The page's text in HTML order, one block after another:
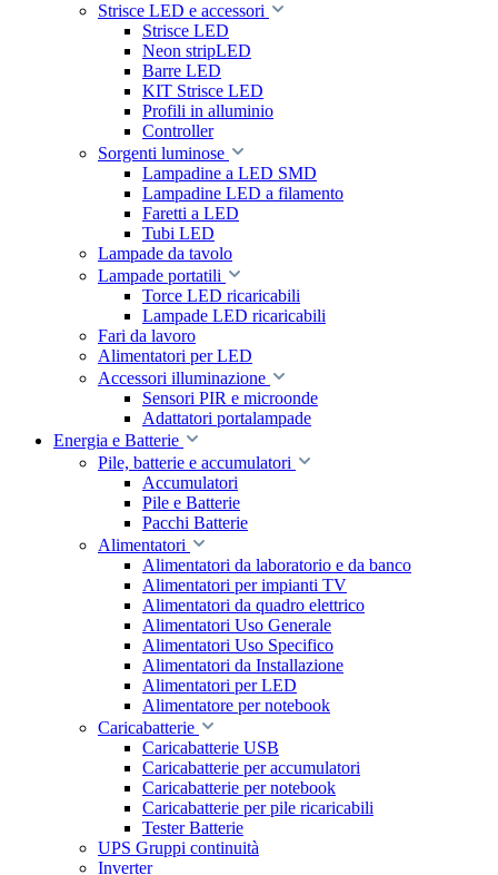
Strisce LED e accessori
Strisce LED
Neon stripLED
Barre LED
KIT Strisce LED
Profili in alluminio
Controller
Sorgenti luminose
Lampadine a LED SMD
Lampadine LED a filamento
Faretti a LED
Tubi LED
Lampade da tavolo
Lampade portatili
Torce LED ricaricabili
Lampade LED ricaricabili
Fari da lavoro
Alimentatori per LED
Accessori illuminazione
Sensori PIR e microonde
Adattatori portalampade
Energia e Batterie
Pile, batterie e accumulatori
Accumulatori
Pile e Batterie
Pacchi Batterie
Alimentatori
Alimentatori da laboratorio e da banco
Alimentatori per impianti TV
Alimentatori da quadro elettrico
Alimentatori Uso Generale
Alimentatori Uso Specifico
Alimentatori da Installazione
Alimentatori per LED
Alimentatore per notebook
Caricabatterie
Caricabatterie USB
Caricabatterie per accumulatori
Caricabatterie per notebook
Caricabatterie per pile ricaricabili
Tester Batterie
UPS Gruppi continuità
Inverter